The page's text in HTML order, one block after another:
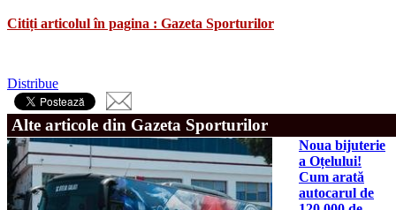
Citiți articolul în pagina : Gazeta Sporturilor
Distribue
Alte articole din Gazeta Sporturilor
Noua bijuterie
a Oțelului!
Cum arată
autocarul de